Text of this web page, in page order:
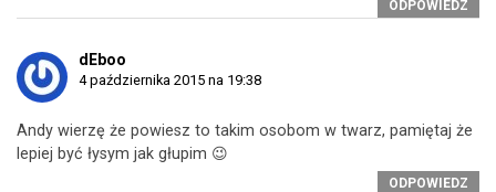
ODPOWIEDZ
dEboo
4 października 2015 na 19:38
Andy wierzę że powiesz to takim osobom w twarz, pamiętaj że
lepiej być łysym jak głupim 😉
ODPOWIEDZ